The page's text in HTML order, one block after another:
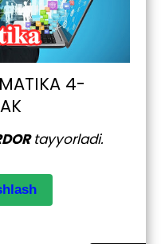
4-
tayyorladi.